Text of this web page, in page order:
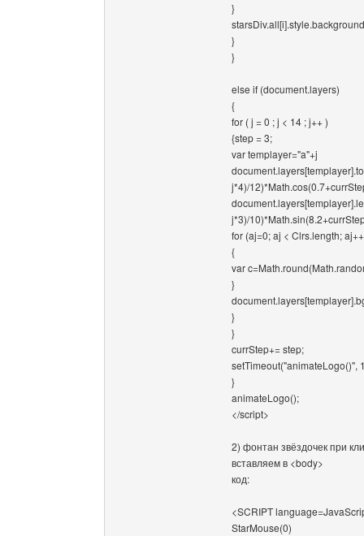
}
}
}
else if (document.layers)
{
for ( j = 0 ; j < 14 ; j++ )
{step = 3;
var templayer="a"+j
j*4)/
j*3)/
for (aj=0; aj < Clrs.length;
{
var
}
}
}
currStep+= step;
setTimeout("animateLogo()",
}
animateLogo();
</script>
2) фонтан звёздочек при
вставляем в <body>
код:
<SCRIPT
StarMouse(0)